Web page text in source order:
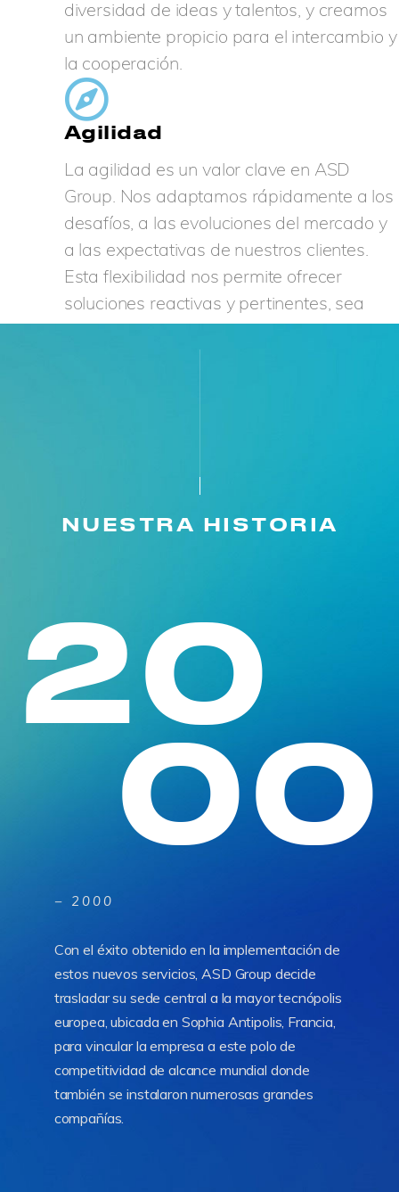
diversidad de ideas y talentos, y creamos
un ambiente propicio para el intercambio y
la cooperación.
Agilidad
La agilidad es un valor clave en ASD
Group. Nos adaptamos rápidamente a los
desafíos, a las evoluciones del mercado y
a las expectativas de nuestros clientes.
Esta flexibilidad nos permite ofrecer
soluciones reactivas y pertinentes, sea
cual sea el contexto.
NUESTRA HISTORIA
20
02
− 2002
Además de la representación fiscal (que aplica
a las empresas establecidas fuera de la UE),
ASD Group incorpora un nuevo servicio para
las empresas intracomunitarias: el mandatario
fiscal, que se encarga de las formalidades
administrativas para garantizar el cumplimiento
de las normativas locales.